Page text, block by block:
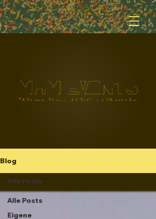
Blog
Alle Posts
Eigene
Alle Posts